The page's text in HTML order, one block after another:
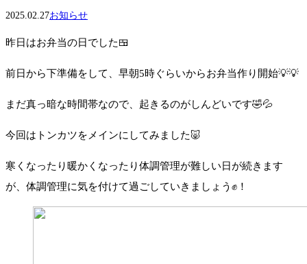
2025.02.27お知らせ
昨日はお弁当の日でした🍱
前日から下準備をして、早朝5時ぐらいからお弁当作り開始💡💡
まだ真っ暗な時間帯なので、起きるのがしんどいです🤣💦
今回はトンカツをメインにしてみました🐷
寒くなったり暖かくなったり体調管理が難しい日が続きます
が、体調管理に気を付けて過ごしていきましょう✊！